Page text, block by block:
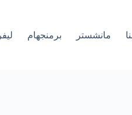
مانشستر برمنجهام